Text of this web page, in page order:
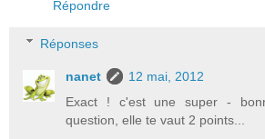
Répondre
Réponses
nanet
12 mai, 2012
Exact ! c'est une super -
question, elle te vaut 2 points...